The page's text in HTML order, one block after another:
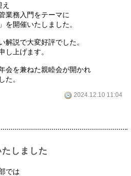
業務入門をテーマに
を開催いたしました。
解説で大変好評でした。
し上げます。
会を兼ねた親睦会が開かれ
た。
2024.12.10 11:04
しました
では